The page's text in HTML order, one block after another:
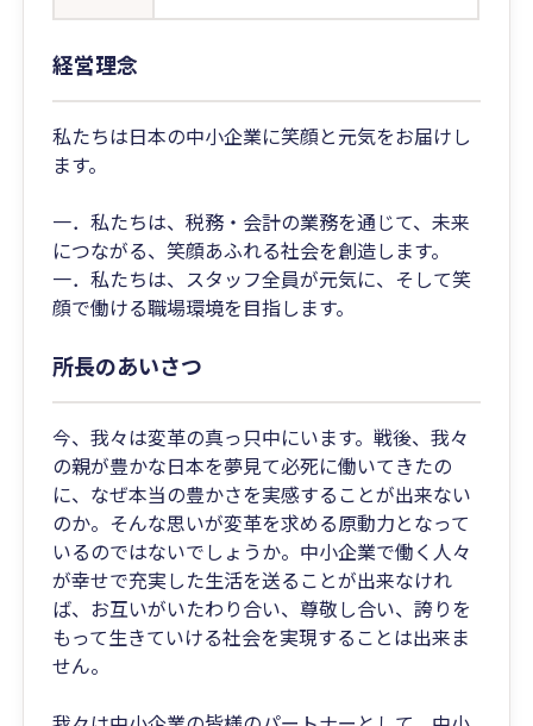
経営理念
私たちは日本の中小企業に笑顔と元気をお届けし
ます。
一．私たちは、税務・会計の業務を通じて、未来
につながる、笑顔あふれる社会を創造します。
一．私たちは、スタッフ全員が元気に、そして笑
顔で働ける職場環境を目指します。
所長のあいさつ
今、我々は変革の真っ只中にいます。戦後、我々
の親が豊かな日本を夢見て必死に働いてきたの
に、なぜ本当の豊かさを実感することが出来ない
のか。そんな思いが変革を求める原動力となって
いるのではないでしょうか。中小企業で働く人々
が幸せで充実した生活を送ることが出来なけれ
ば、お互いがいたわり合い、尊敬し合い、誇りを
もって生きていける社会を実現することは出来ま
せん。